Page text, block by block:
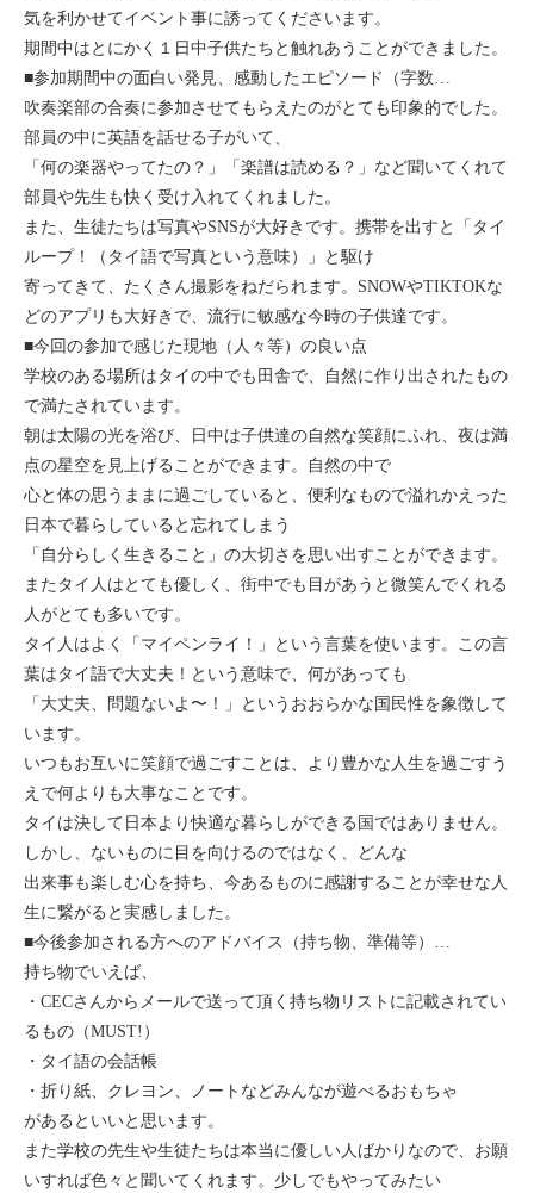
気を利かせてイベント事に誘ってくださいます。
期間中はとにかく１日中子供たちと触れあうことができました。
■参加期間中の面白い発見、感動したエピソード（字数…
吹奏楽部の合奏に参加させてもらえたのがとても印象的でした。
部員の中に英語を話せる子がいて、
「何の楽器やってたの？」「楽譜は読める？」など聞いてくれて
部員や先生も快く受け入れてくれました。
また、生徒たちは写真やSNSが大好きです。携帯を出すと「タイ
ループ！（タイ語で写真という意味）」と駆け
寄ってきて、たくさん撮影をねだられます。SNOWやTIKTOKな
どのアプリも大好きで、流行に敏感な今時の子供達です。
■今回の参加で感じた現地（人々等）の良い点
学校のある場所はタイの中でも田舎で、自然に作り出されたもの
で満たされています。
朝は太陽の光を浴び、日中は子供達の自然な笑顔にふれ、夜は満
点の星空を見上げることができます。自然の中で
心と体の思うままに過ごしていると、便利なもので溢れかえった
日本で暮らしていると忘れてしまう
「自分らしく生きること」の大切さを思い出すことができます。
またタイ人はとても優しく、街中でも目があうと微笑んでくれる
人がとても多いです。
タイ人はよく「マイペンライ！」という言葉を使います。この言
葉はタイ語で大丈夫！という意味で、何があっても
「大丈夫、問題ないよ〜！」というおおらかな国民性を象徴して
います。
いつもお互いに笑顔で過ごすことは、より豊かな人生を過ごすう
えで何よりも大事なことです。
タイは決して日本より快適な暮らしができる国ではありません。
しかし、ないものに目を向けるのではなく、どんな
出来事も楽しむ心を持ち、今あるものに感謝することが幸せな人
生に繋がると実感しました。
■今後参加される方へのアドバイス（持ち物、準備等）…
持ち物でいえば、
・CECさんからメールで送って頂く持ち物リストに記載されてい
るもの（MUST!）
・タイ語の会話帳
・折り紙、クレヨン、ノートなどみんなが遊べるおもちゃ
があるといいと思います。
また学校の先生や生徒たちは本当に優しい人ばかりなので、お願
いすれば色々と聞いてくれます。少しでもやってみたい